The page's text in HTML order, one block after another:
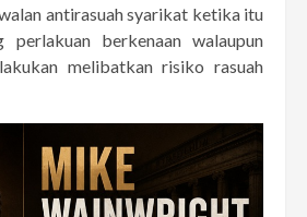
antirasuah syarikat ketika itu
perlakuan berkenaan walaupun
melibatkan risiko rasuah